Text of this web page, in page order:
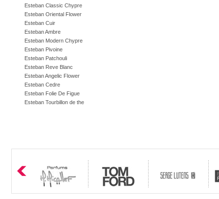
Esteban Classic Chypre
Esteban Oriental Flower
Esteban Cuir
Esteban Ambre
Esteban Modern Chypre
Esteban Pivoine
Esteban Patchouli
Esteban Reve Blanc
Esteban Angelic Flower
Esteban Cedre
Esteban Folie De Figue
Esteban Tourbillon de the